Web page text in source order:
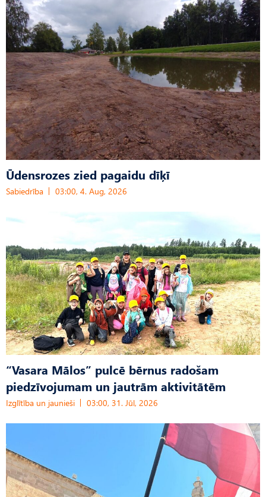
Ūdensrozes zied pagaidu dīķī
Sabiedrība 03:00, 4. Aug, 2026
“Vasara Mālos” pulcē bērnus radošam
piedzīvojumam un jautrām aktivitātēm
Izglītība un jaunieši 03:00, 31. Jūl, 2026